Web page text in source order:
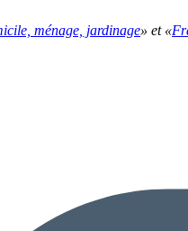
ménage, jardinage» et «